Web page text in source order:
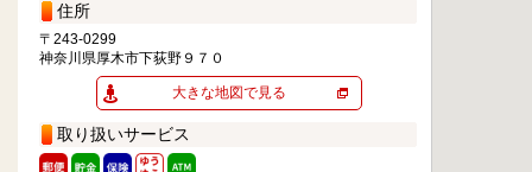
住所
〒243-0299
神奈川県厚木市下荻野９７０
大きな地図で見る
取り扱いサービス